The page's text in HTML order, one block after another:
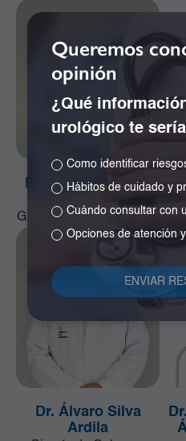
Dr. Alfonso Correa
Ginecología y Obstetricia
Dr. Álvaro Silva
Ardila
Queremos
opinión
¿Qué
urológico te
Como identificar
Hábitos de cuidado y
Cuándo consultar con
Opciones de atención